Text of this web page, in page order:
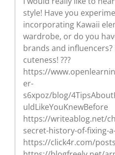
style! Have you
incorporating Kawaii
wardrobe, or do you
brands and
cuteness! ???
https://
er-
s6xpoz/blog/
uldLikeYouKnewBefore
https://writeablog.net/
secret-history-of-fixing-
https://click4r.com/